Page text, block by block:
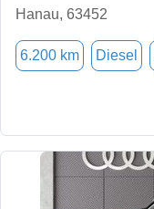
Hanau, 63452
6.200 km Diesel